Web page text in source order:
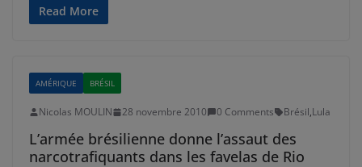
Read More
AMÉRIQUE BRÉSIL
Nicolas MOULIN 28 novembre 2010 0 Comments Brésil,Lula
L’armée brésilienne donne l’assaut des
narcotrafiquants dans les favelas de Rio